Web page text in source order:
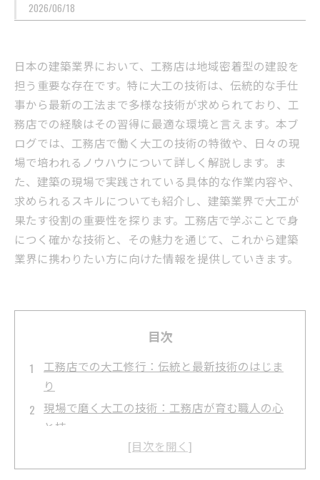
2026/06/18
日本の建築業界において、工務店は地域密着型の建設を
担う重要な存在です。特に大工の技術は、伝統的な手仕
事から最新の工法まで多様な技術が求められており、工
務店での経験はその習得に最適な環境と言えます。本ブ
ログでは、工務店で働く大工の技術の特徴や、日々の現
場で培われるノウハウについて詳しく解説します。ま
た、建築の現場で実践されている具体的な作業内容や、
求められるスキルについても紹介し、建築業界で大工が
果たす役割の重要性を探ります。工務店で学ぶことで身
につく確かな技術と、その魅力を通じて、これから建築
業界に携わりたい方に向けた情報を提供していきます。
目次
工務店での大工修行：伝統と最新技術のはじま
り
現場で磨く大工の技術：工務店が育む職人の心
と技
日々の挑戦と成長：工務店で身につく確かなス
キル